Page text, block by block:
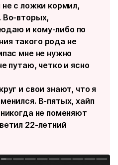
с ложки кормил,
Во-вторых,
и кому-либо по
такого рода не
мне не нужно
путаю, четко и ясно
и свои знают, что я
В-пятых, хайп
не поменяют
22-летний